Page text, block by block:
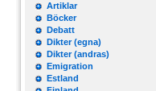
Artiklar
Böcker
Debatt
Dikter (egna)
Dikter (andras)
Emigration
Estland